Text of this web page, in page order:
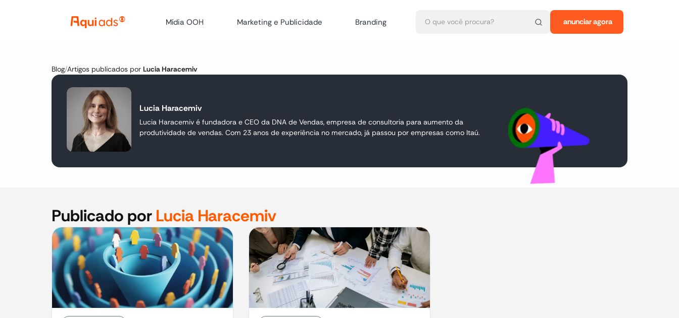
Mídia OOH Marketing e Publicidade Branding anunciar agora
Blog/Artigos publicados por Lucia Haracemiv
Lucia Haracemiv
Lucia Haracemiv é fundadora e CEO da DNA de Vendas, empresa de consultoria para aumento da
produtividade de vendas. Com 23 anos de experiência no mercado, já passou por empresas como Itaú.
Publicado por Lucia Haracemiv